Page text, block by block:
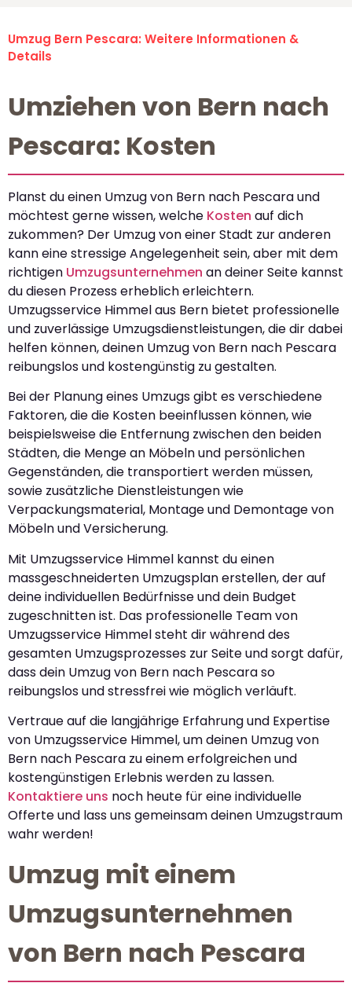
Umzug Bern Pescara: Weitere Informationen &
Details
Umziehen von Bern nach
Pescara: Kosten
Planst du einen Umzug von Bern nach Pescara und
möchtest gerne wissen, welche Kosten auf dich
zukommen? Der Umzug von einer Stadt zur anderen
kann eine stressige Angelegenheit sein, aber mit dem
richtigen Umzugsunternehmen an deiner Seite kannst
du diesen Prozess erheblich erleichtern.
Umzugsservice Himmel aus Bern bietet professionelle
und zuverlässige Umzugsdienstleistungen, die dir dabei
helfen können, deinen Umzug von Bern nach Pescara
reibungslos und kostengünstig zu gestalten.
Bei der Planung eines Umzugs gibt es verschiedene
Faktoren, die die Kosten beeinflussen können, wie
beispielsweise die Entfernung zwischen den beiden
Städten, die Menge an Möbeln und persönlichen
Gegenständen, die transportiert werden müssen,
sowie zusätzliche Dienstleistungen wie
Verpackungsmaterial, Montage und Demontage von
Möbeln und Versicherung.
Mit Umzugsservice Himmel kannst du einen
massgeschneiderten Umzugsplan erstellen, der auf
deine individuellen Bedürfnisse und dein Budget
zugeschnitten ist. Das professionelle Team von
Umzugsservice Himmel steht dir während des
gesamten Umzugsprozesses zur Seite und sorgt dafür,
dass dein Umzug von Bern nach Pescara so
reibungslos und stressfrei wie möglich verläuft.
Vertraue auf die langjährige Erfahrung und Expertise
von Umzugsservice Himmel, um deinen Umzug von
Bern nach Pescara zu einem erfolgreichen und
kostengünstigen Erlebnis werden zu lassen.
Kontaktiere uns noch heute für eine individuelle
Offerte und lass uns gemeinsam deinen Umzugstraum
wahr werden!
Umzug mit einem
Umzugsunternehmen
von Bern nach Pescara